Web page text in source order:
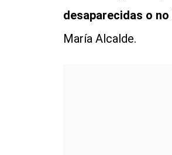
desaparecidas o
María Alcalde.